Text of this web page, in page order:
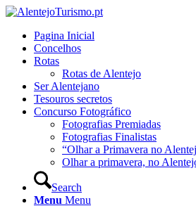
Pagina Inicial
Concelhos
Rotas
Rotas de Alentejo
Ser Alentejano
Tesouros secretos
Concurso Fotográfico
Fotografias Premiadas
Fotografias Finalistas
“Olhar a Primavera no
Olhar a primavera, no
Search
Menu Menu